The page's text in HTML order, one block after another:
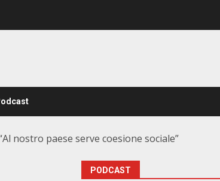
nostro paese serve coesione sociale”
PODCAST